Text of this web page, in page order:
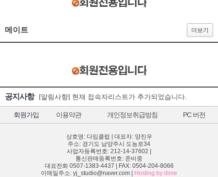
메이트 더보기
공지사항 [알림사항] 현재 접속자리스트가 추가되었습니다.
회원가입 이용약관 개인정보취급방침 PC 버전
상호명: 다임클럽 | 대표자: 양진우
주소: 경기도 남양주시 도농로34
사업자등록번호: 212-14-37602 |
통신판매등록번호: 준비중
대표전화 0507-1383-4437 | FAX: 0504-204-8066
이메일주소: yj_studio@naver.com |
Hosting by dime